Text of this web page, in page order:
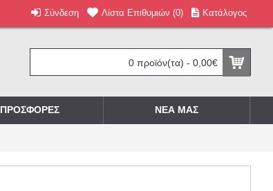
Σύνδεση Λίστα Επιθυμιών (0) Κατάλογος
0 προϊόν(τα) - 0,00€
ΠΡΟΣΦΟΡΈΣ ΝΕΑ ΜΑΣ